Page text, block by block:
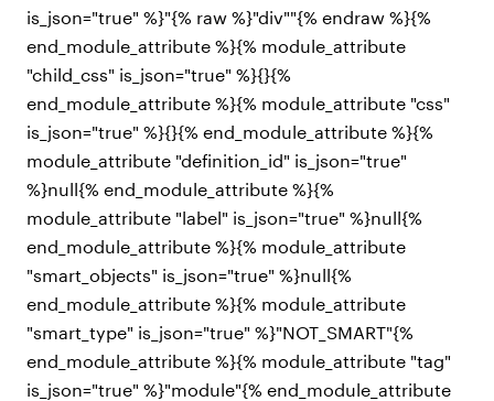
is_json="true" %}"{% raw %}"div""{% endraw %}{%
end_module_attribute %}{% module_attribute
"child_css" is_json="true" %}{}{%
end_module_attribute %}{% module_attribute "css"
is_json="true" %}{}{% end_module_attribute %}{%
module_attribute "definition_id" is_json="true"
%}null{% end_module_attribute %}{%
module_attribute "label" is_json="true" %}null{%
end_module_attribute %}{% module_attribute
"smart_objects" is_json="true" %}null{%
end_module_attribute %}{% module_attribute
"smart_type" is_json="true" %}"NOT_SMART"{%
end_module_attribute %}{% module_attribute "tag"
is_json="true" %}"module"{% end_module_attribute